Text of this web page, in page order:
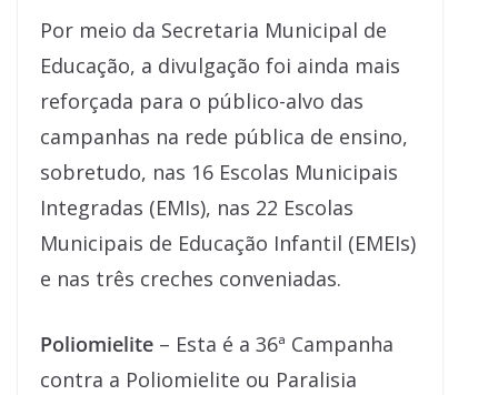
Por meio da Secretaria Municipal de
Educação, a divulgação foi ainda mais
reforçada para o público-alvo das
campanhas na rede pública de ensino,
sobretudo, nas 16 Escolas Municipais
Integradas (EMIs), nas 22 Escolas
Municipais de Educação Infantil (EMEIs)
e nas três creches conveniadas.
Poliomielite – Esta é a 36ª Campanha
contra a Poliomielite ou Paralisia